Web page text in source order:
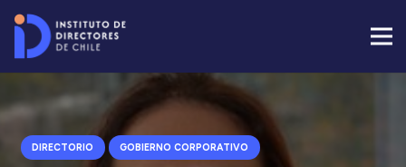
DIRECTORIO GOBIERNO CORPORATIVO